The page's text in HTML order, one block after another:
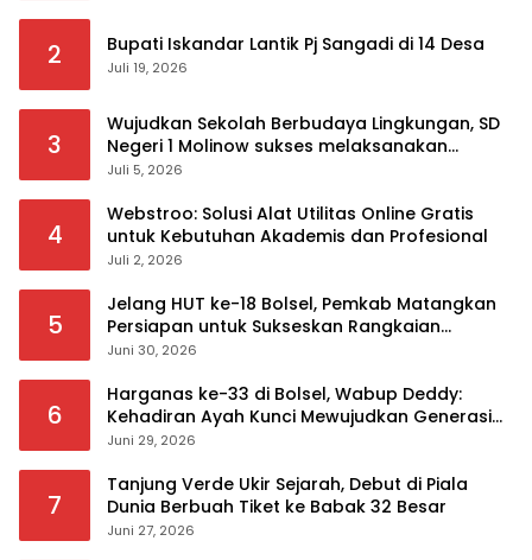
2 Bupati Iskandar Lantik Pj Sangadi di 14 Desa
Juli 19, 2026
3
Wujudkan Sekolah Berbudaya Lingkungan, SD
Negeri 1 Molinow sukses melaksanakan
serangkaian kegiatan Kampanye dan
Juli 5, 2026
4
Webstroo: Solusi Alat Utilitas Online Gratis
untuk Kebutuhan Akademis dan Profesional
Juli 2, 2026
5
Jelang HUT ke-18 Bolsel, Pemkab Matangkan
Persiapan untuk Sukseskan Rangkaian
Peringatan
Juni 30, 2026
6
Harganas ke-33 di Bolsel, Wabup Deddy:
Kehadiran Ayah Kunci Mewujudkan Generasi
Berkualitas
Juni 29, 2026
7
Tanjung Verde Ukir Sejarah, Debut di Piala
Dunia Berbuah Tiket ke Babak 32 Besar
Juni 27, 2026